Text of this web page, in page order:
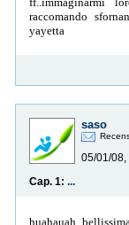
raccomando
yayetta
saso
05/01/
Cap. 1: ...
huahauah